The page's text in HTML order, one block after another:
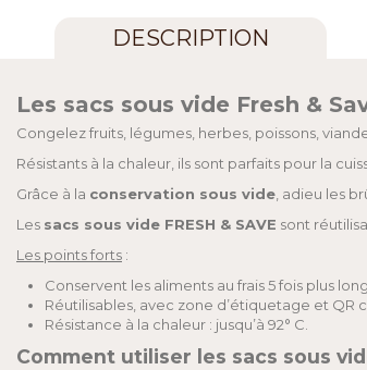
DESCRIPTION
Les sacs sous vide Fresh &
Congelez fruits, légumes, herbes, poissons,
Résistants à la chaleur, ils sont parfaits pour la
Grâce à la conservation sous vide , adieu les
Les sacs sous vide FRESH & SAVE sont
Les points forts :
Conservent les aliments au frais 5 fois plus
Réutilisables, avec zone d’étiquetage et QR
Résistance à la chaleur : jusqu’à 92° C.
Comment utiliser les sacs sous